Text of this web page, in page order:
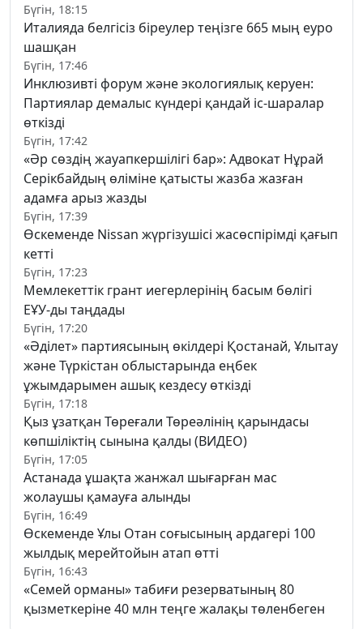
Бүгін, 18:15
Италияда белгісіз біреулер теңізге 665 мың еуро
шашқан
Бүгін, 17:46
Инклюзивті форум және экологиялық керуен:
Партиялар демалыс күндері қандай іс-шаралар
өткізді
Бүгін, 17:42
«Әр сөздің жауапкершілігі бар»: Адвокат Нұрай
Серікбайдың өліміне қатысты жазба жазған
адамға арыз жазды
Бүгін, 17:39
Өскеменде Nissan жүргізушісі жасөспірімді қағып
кетті
Бүгін, 17:23
Мемлекеттік грант иегерлерінің басым бөлігі
ЕҰУ-ды таңдады
Бүгін, 17:20
«Әділет» партиясының өкілдері Қостанай, Ұлытау
және Түркістан облыстарында еңбек
ұжымдарымен ашық кездесу өткізді
Бүгін, 17:18
Қыз ұзатқан Төреғали Төреәлінің қарындасы
көпшіліктің сынына қалды (ВИДЕО)
Бүгін, 17:05
Астанада ұшақта жанжал шығарған мас
жолаушы қамауға алынды
Бүгін, 16:49
Өскеменде Ұлы Отан соғысының ардагері 100
жылдық мерейтойын атап өтті
Бүгін, 16:43
«Семей орманы» табиғи резерватының 80
қызметкеріне 40 млн теңге жалақы төленбеген